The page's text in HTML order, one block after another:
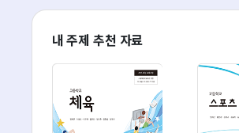
내 주제 추천 자료